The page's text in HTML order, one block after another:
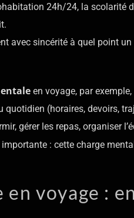
24h/24, la scolarité
avec sincérité à quel point
en voyage, par
quotidien (horaires, devoirs,
gérer les repas, organiser
: cette charge
en voyage :